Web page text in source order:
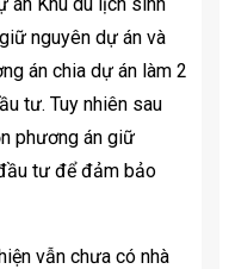
án Khu du lịch sinh
nguyên dự án và
án chia dự án làm 2
tư. Tuy nhiên sau
phương án giữ
tư để đảm bảo
vẫn chưa có nhà